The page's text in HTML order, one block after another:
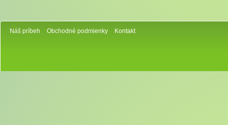
Náš príbeh Obchodné podmienky Kontakt